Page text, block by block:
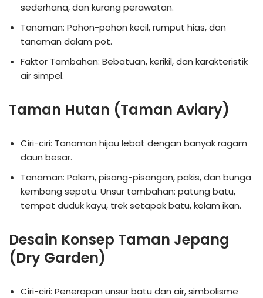
sederhana, dan kurang perawatan.
Tanaman: Pohon-pohon kecil, rumput hias, dan
tanaman dalam pot.
Faktor Tambahan: Bebatuan, kerikil, dan karakteristik
air simpel.
Taman Hutan (Taman Aviary)
Ciri-ciri: Tanaman hijau lebat dengan banyak ragam
daun besar.
Tanaman: Palem, pisang-pisangan, pakis, dan bunga
kembang sepatu. Unsur tambahan: patung batu,
tempat duduk kayu, trek setapak batu, kolam ikan.
Desain Konsep Taman Jepang
(Dry Garden)
Ciri-ciri: Penerapan unsur batu dan air, simbolisme